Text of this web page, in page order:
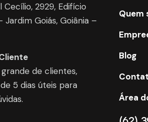
2929, Edifício
Goiás, Goiânia –
de clientes,
5 dias úteis para
Quem
Blog
Área